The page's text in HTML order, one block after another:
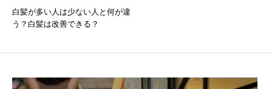
白髪が多い人は少ない人と何が違
う？白髪は改善できる？